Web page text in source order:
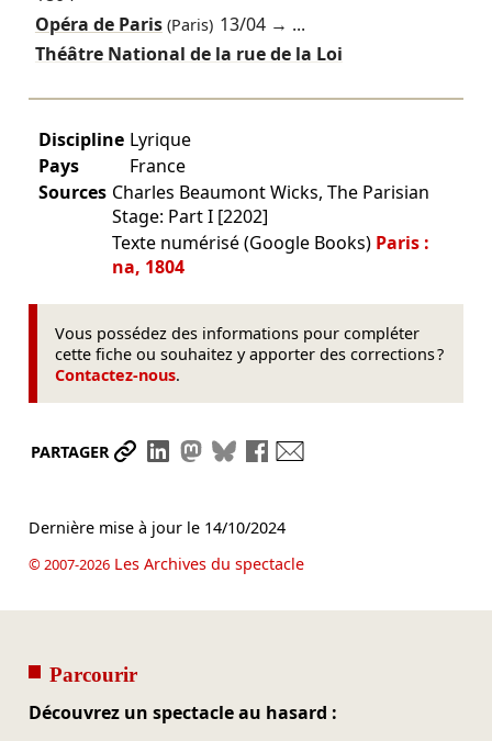
Opéra de Paris(Paris) 13/04 → ...
Théâtre National de la rue de la Loi
Discipline Lyrique
Pays
France
Sources Charles Beaumont Wicks, The Parisian
Stage: Part I [2202]
Texte numérisé (Google Books) Paris :
na, 1804
Vous possédez des informations pour compléter
cette fiche ou souhaitez y apporter des corrections ?
Contactez-nous.
PARTAGER Partager le lien
Partager sur LinkedIn
Partager sur Mastodon
Partager sur Bluesky
Partager sur Facebook
Dernière mise à jour le 14/10/2024
© 2007-2026Les Archives du spectacle
Parcourir
Découvrez un spectacle au hasard :